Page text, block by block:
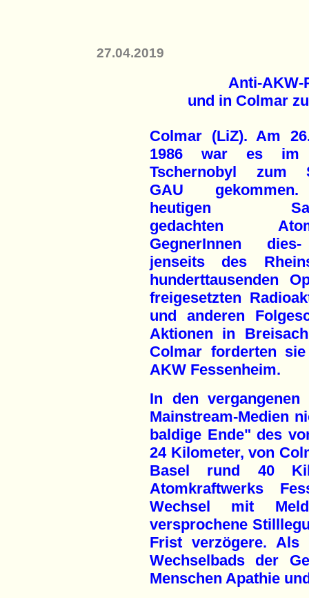
27.04.2019
Anti-AKW-
und in Colmar
Colmar (LiZ). Am
1986 war es im
Tschernobyl zum
GAU
heutigen
gedachten
GegnerInnen
jenseits des
hunderttausenden
freigesetzten
und anderen
Aktionen in
Colmar forderten
AKW Fessenheim.
In den
Mainstream-Medien
baldige Ende" des
24 Kilometer, von
Basel rund 40
Atomkraftwerks
Wechsel mit
versprochene
Frist verzögere. Als
Wechselbads der
Menschen Apathie